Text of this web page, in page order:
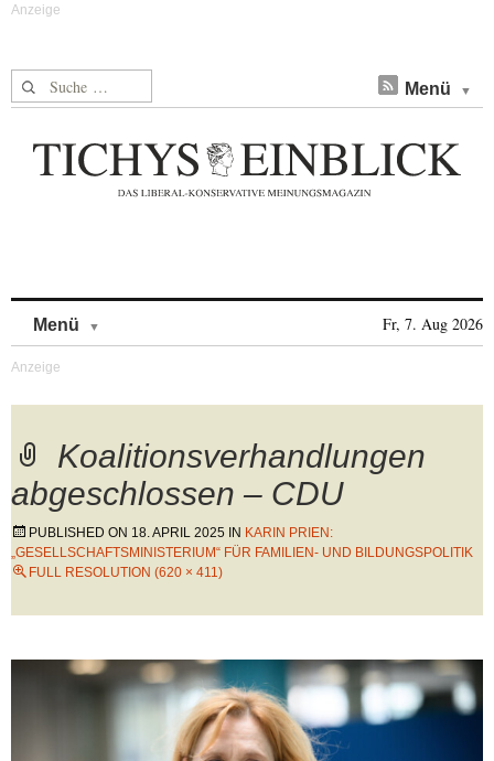
Suche nach: Menü
Menü Fr, 7. Aug 2026
Koalitionsverhandlungen
abgeschlossen – CDU
PUBLISHED ON 18. APRIL 2025 IN KARIN PRIEN:
„GESELLSCHAFTSMINISTERIUM“ FÜR FAMILIEN- UND BILDUNGSPOLITIK
FULL RESOLUTION (620 × 411)